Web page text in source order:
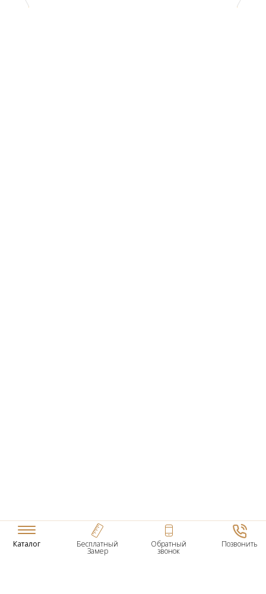
Каталог Бесплатный
Замер
Обратный
звонок
Позвонить